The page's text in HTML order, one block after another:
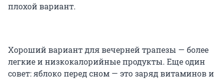
плохой вариант.
Хороший вариант для вечерней трапезы — более
легкие и низкокалорийные продукты. Еще один
совет: яблоко перед сном — это заряд витаминов и